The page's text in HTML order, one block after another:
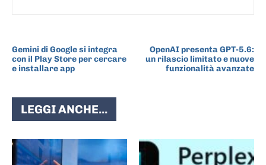
Gemini di Google si integra
con il Play Store per cercare
e installare app
OpenAI presenta GPT-5.6:
un rilascio limitato e nuove
funzionalità avanzate
LEGGI ANCHE...